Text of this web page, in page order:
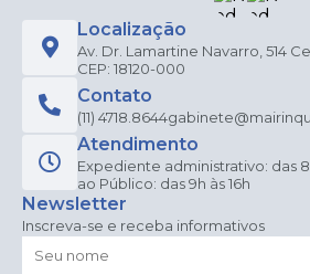
Localização
Av. Dr. Lamartine Navarro, 514
CEP: 18120-000
Contato
(11) 4718.8644
Atendimento
Expediente administrativo: das
ao Público: das 9h às 16h
Newsletter
Inscreva-se e receba informativos